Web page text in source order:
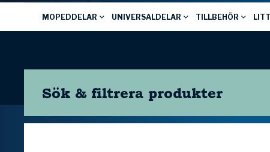
MOPEDDELAR UNIVERSALDELAR TILLBEHÖR
Sök & filtrera produkter